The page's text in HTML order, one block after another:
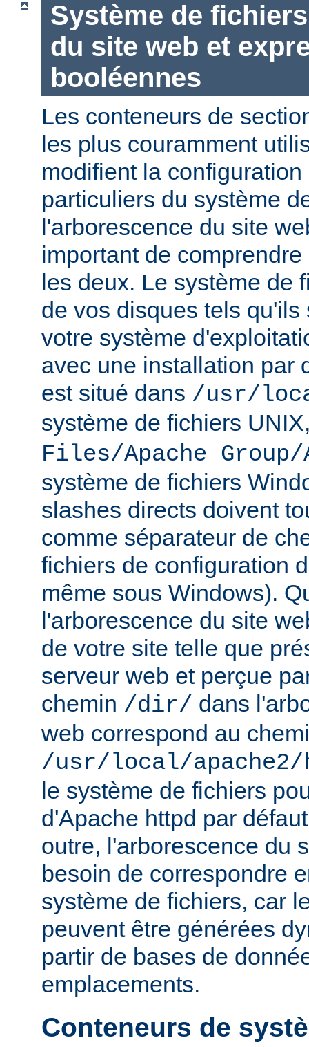
Système de
du site web et
booléennes
Les conteneurs de
les plus couramment
modifient la
particuliers du système
l'arborescence du site
important de
les deux. Le système de
de vos disques tels qu'ils
votre système
avec une installation par
est situé dans /usr/
système de fichiers
Files/Apache Group/
système de fichiers
slashes directs doivent
comme séparateur de
fichiers de configuration
même sous Windows).
l'arborescence du site
de votre site telle que
serveur web et perçue
chemin /dir/ dans
web correspond au
/usr/local/
le système de fichiers
d'Apache httpd par
outre, l'arborescence du
besoin de correspondre
système de fichiers, car
peuvent être générées
partir de bases de
emplacements.
Conteneurs de